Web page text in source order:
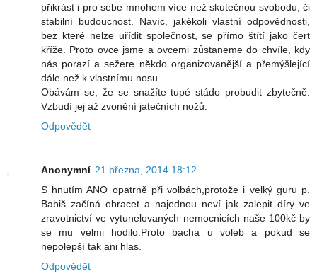
přikrást i pro sebe mnohem více než skutečnou svobodu, či
stabilní budoucnost. Navíc, jakékoli vlastní odpovědnosti,
bez které nelze uřídit společnost, se přímo štítí jako čert
kříže. Proto ovce jsme a ovcemi zůstaneme do chvíle, kdy
nás porazí a sežere někdo organizovanější a přemýšlející
dále než k vlastnímu nosu.
Obávám se, že se snažíte tupé stádo probudit zbytečně.
Vzbudí jej až zvonění jatečních nožů.
Odpovědět
Anonymní 21 března, 2014 18:12
S hnutím ANO opatrně při volbách,protože i velký guru p.
Babiš začíná obracet a najednou neví jak zalepit díry ve
zravotnictví ve vytunelovaných nemocnicích naše 100kč by
se mu velmi hodilo.Proto bacha u voleb a pokud se
nepolepší tak ani hlas.
Odpovědět